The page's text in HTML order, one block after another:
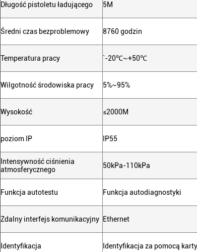
Długość pistoletu ładującego 5M
Średni czas bezproblemowy 8760 godzin
Temperatura pracy `-20℃~+50℃
Wilgotność środowiska pracy 5%~95%
Wysokość ≤2000M
poziom IP IP55
Intensywność ciśnienia
atmosferycznego
50kPa-110kPa
Funkcja autotestu Funkcja autodiagnostyki
Zdalny interfejs komunikacyjny Ethernet
Identyfikacja Identyfikacja za pomocą